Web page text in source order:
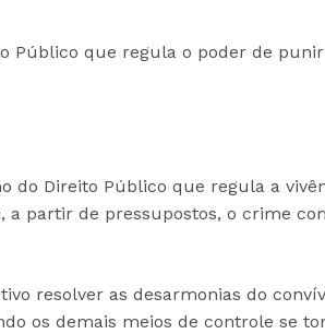
Público que regula o poder de
do Direito Público que regula a
a partir de pressupostos, o crime
resolver as desarmonias do
os demais meios de controle se